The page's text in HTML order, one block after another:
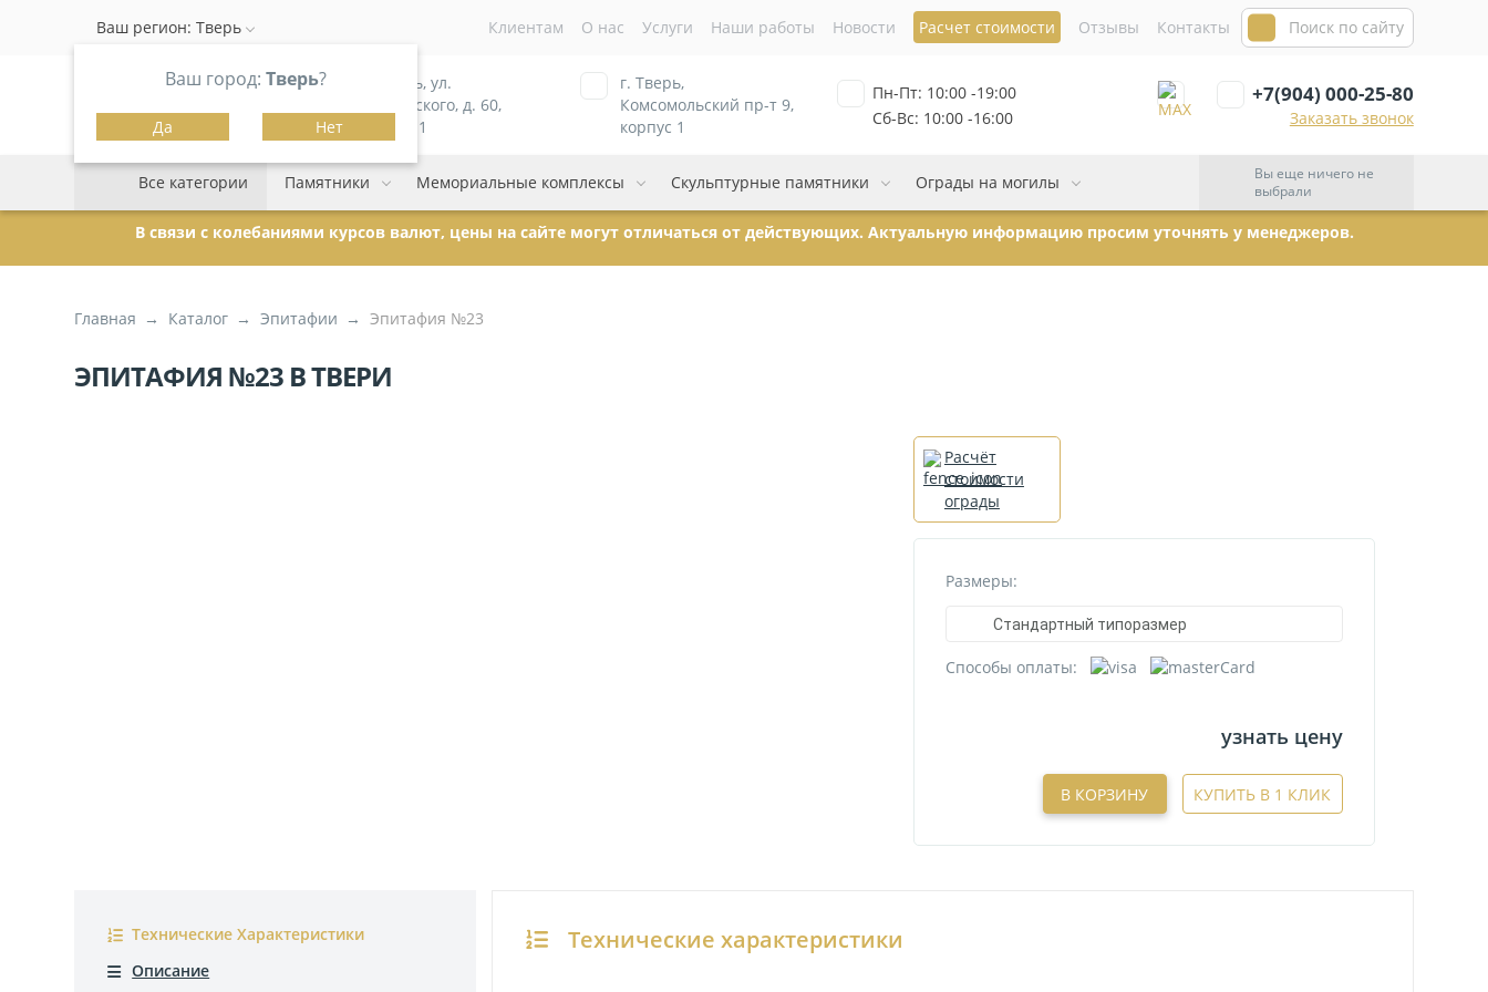
Ваш город:Тверь?
Да Нет
Ваш регион:Тверь Клиентам О нас Услуги Наши работы Новости Расчет стоимости Отзывы Контакты
г. Тверь, ул.
Можайского, д. 60,
корпус 1
г. Тверь,
Комсомольский пр-т 9,
корпус 1
Пн-Пт: 10:00 -19:00
Сб-Вс: 10:00 -16:00
+7(904) 000-25-80
Заказать звонок
Все категории Памятники Мемориальные комплексы Скульптурные памятники Ограды на могилы
Вы еще ничего не
выбрали
В связи с колебаниями курсов валют, цены на сайте могут отличаться от действующих. Актуальную информацию просим уточнять у менеджеров.
Главная Каталог Эпитафии Эпитафия №23
ЭПИТАФИЯ №23 В ТВЕРИ
Расчёт
стоимости
ограды
Размеры:
Стандартный типоразмер
Способы оплаты:
узнать цену
В КОРЗИНУ КУПИТЬ В 1 КЛИК
Технические Характеристики Технические характеристики
Описание